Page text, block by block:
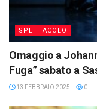
SPETTACOLO
Omaggio a
Fuga” sabato a
13 FEBBRAIO 2025 0